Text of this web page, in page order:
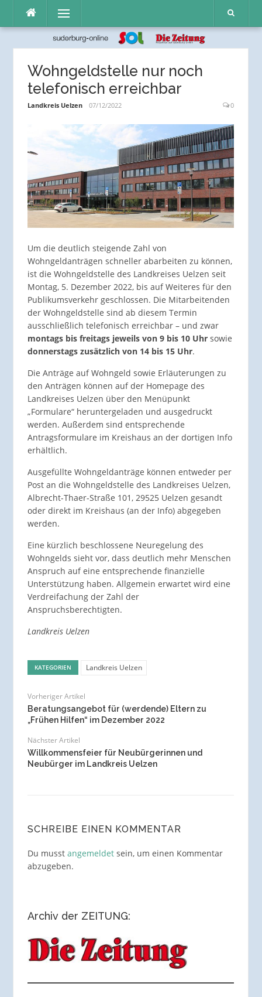
Inhalt
Menü
Wohngeldstelle nur noch
telefonisch erreichbar
Landkreis Uelzen 07/12/2022 0
Um die deutlich steigende Zahl von
Wohngeldanträgen schneller abarbeiten zu können,
ist die Wohngeldstelle des Landkreises Uelzen seit
Montag, 5. Dezember 2022, bis auf Weiteres für den
Publikumsverkehr geschlossen. Die Mitarbeitenden
der Wohngeldstelle sind ab diesem Termin
ausschließlich telefonisch erreichbar – und zwar
montags bis freitags jeweils von 9 bis 10 Uhrsowie
donnerstags zusätzlich von 14 bis 15 Uhr.
Die Anträge auf Wohngeld sowie Erläuterungen zu
den Anträgen können auf der Homepage des
Landkreises Uelzen über den Menüpunkt
„Formulare“ heruntergeladen und ausgedruckt
werden. Außerdem sind entsprechende
Antragsformulare im Kreishaus an der dortigen Info
erhältlich.
Ausgefüllte Wohngeldanträge können entweder per
Post an die Wohngeldstelle des Landkreises Uelzen,
Albrecht-Thaer-Straße 101, 29525 Uelzen gesandt
oder direkt im Kreishaus (an der Info) abgegeben
werden.
Eine kürzlich beschlossene Neuregelung des
Wohngelds sieht vor, dass deutlich mehr Menschen
Anspruch auf eine entsprechende finanzielle
Unterstützung haben. Allgemein erwartet wird eine
Verdreifachung der Zahl der
Anspruchsberechtigten.
Landkreis Uelzen
KATEGORIEN Landkreis Uelzen
Vorheriger Artikel
Beratungsangebot für (werdende) Eltern zu
„Frühen Hilfen“ im Dezember 2022
Nächster Artikel
Willkommensfeier für Neubürgerinnen und
Neubürger im Landkreis Uelzen
SCHREIBE EINEN KOMMENTAR
Du musst angemeldetsein, um einen Kommentar
abzugeben.
Archiv der ZEITUNG: